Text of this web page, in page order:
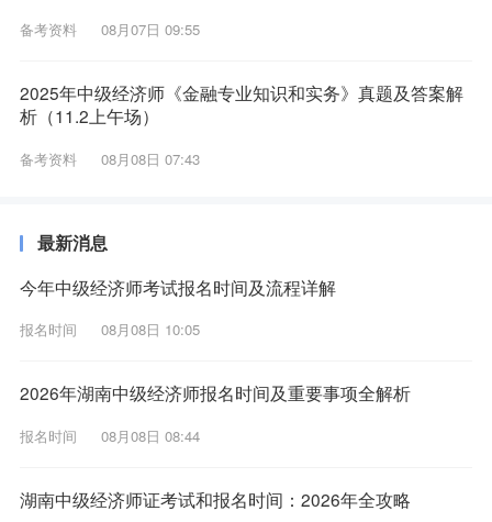
备考资料 08月07日 09:55
2025年中级经济师《金融专业知识和实务》真题及答案解
析（11.2上午场）
备考资料 08月08日 07:43
最新消息
今年中级经济师考试报名时间及流程详解
报名时间 08月08日 10:05
2026年湖南中级经济师报名时间及重要事项全解析
报名时间 08月08日 08:44
湖南中级经济师证考试和报名时间：2026年全攻略